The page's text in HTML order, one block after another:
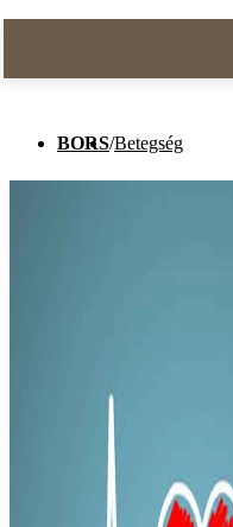
BORS/Betegség